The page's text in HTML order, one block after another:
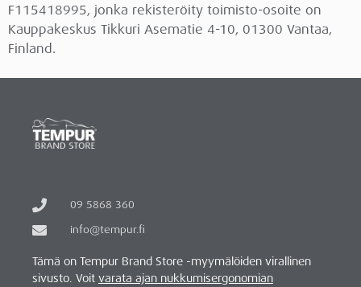
F115418995, jonka rekisteröity toimisto-osoite on
Kauppakeskus Tikkuri Asematie 4-10, 01300 Vantaa,
Finland.
09 5868 360
info@tempur.fi
Tämä on Tempur Brand Store -myymälöiden virallinen
sivusto. Voit varata ajan nukkumisergonomian